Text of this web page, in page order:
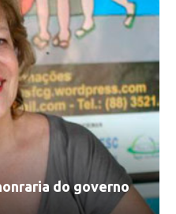
do governo